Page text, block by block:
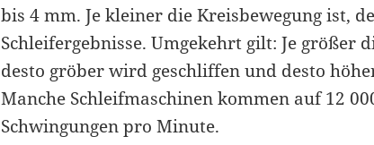
bis 4 mm. Je kleiner die Kreisbewegung ist,
Schleifergebnisse. Umgekehrt gilt: Je größer
desto gröber wird geschliffen und desto
Manche Schleifmaschinen kommen auf 12
Schwingungen pro Minute.